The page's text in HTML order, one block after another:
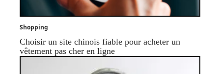
Shopping
Choisir un site chinois fiable pour acheter un
vêtement pas cher en ligne